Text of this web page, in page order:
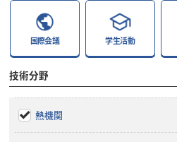
国際会議 学生活動
技術分野
熱機関